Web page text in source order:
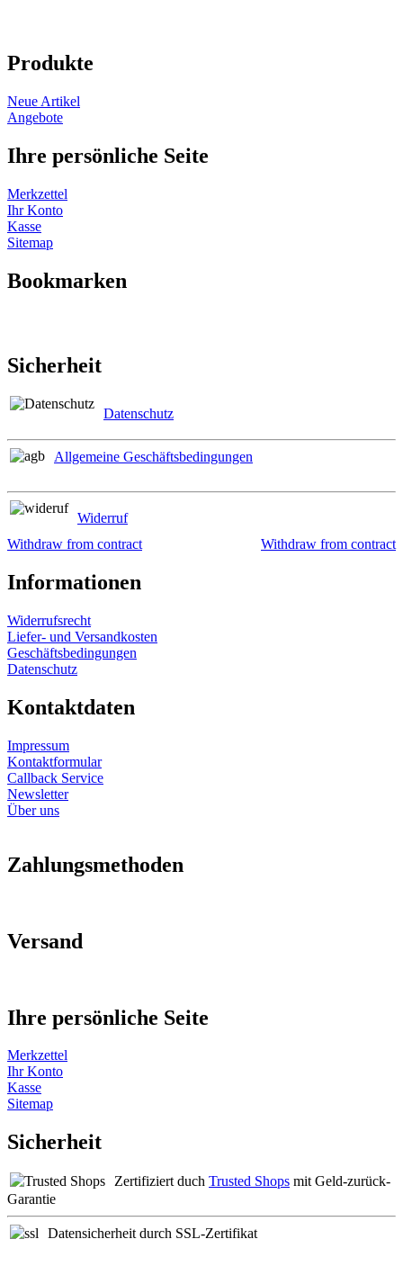
Produkte
Neue Artikel
Angebote
Ihre persönliche Seite
Merkzettel
Ihr Konto
Kasse
Sitemap
Bookmarken
Sicherheit
Datenschutz
Allgemeine Geschäftsbedingungen
Widerruf
Withdraw from contract
Withdraw from contract
Informationen
Widerrufsrecht
Liefer- und Versandkosten
Geschäftsbedingungen
Datenschutz
Kontaktdaten
Impressum
Kontaktformular
Callback Service
Newsletter
Über uns
Zahlungsmethoden
Versand
Ihre persönliche Seite
Merkzettel
Ihr Konto
Kasse
Sitemap
Sicherheit
Zertifiziert duch Trusted Shops mit Geld-zurück-
Garantie
Datensicherheit durch SSL-Zertifikat